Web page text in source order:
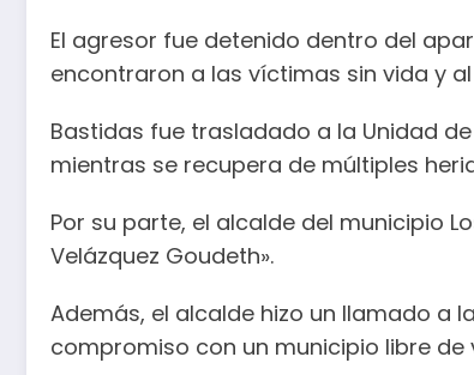
El agresor fue detenido dentro del
encontraron a las víctimas sin vida y
Bastidas fue trasladado a la Unidad
mientras se recupera de múltiples
Por su parte, el alcalde del municipio
Velázquez Goudeth».
Además, el alcalde hizo un llamado a
compromiso con un municipio libre de